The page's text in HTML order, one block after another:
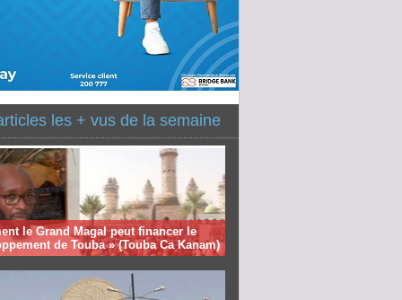
les + vus de la semaine
le Grand Magal peut financer le
de Touba » (Touba Ca Kanam)